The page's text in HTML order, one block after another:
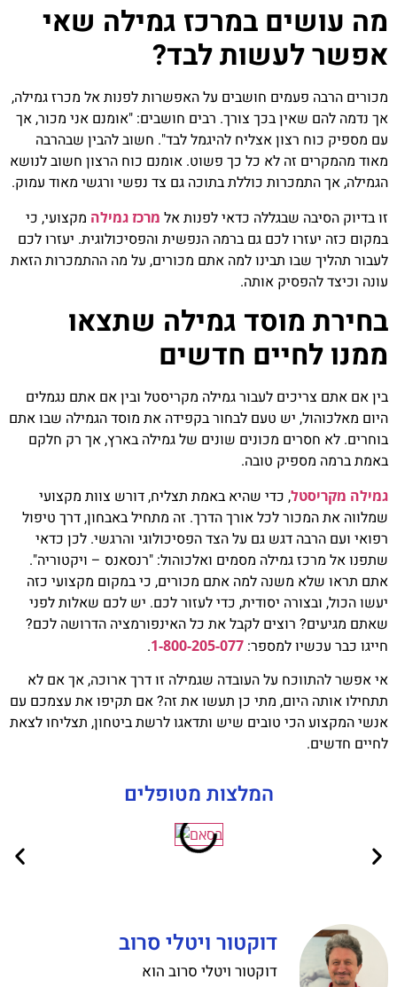
עושים במרכז גמילה שאי
לעשות לבד?
הרבה פעמים חושבים על האפשרות לפנות אל מכרז גמילה,
להם שאין בכך צורך. רבים חושבים: "אומנם אני מכור, אך
כוח רצון אצליח להיגמל לבד". חשוב להבין שבהרבה
מהמקרים זה לא כל כך פשוט. אומנם כוח הרצון חשוב לנושא
אך התמכרות כוללת בתוכה גם צד נפשי ורגשי מאוד עמוק.
הסיבה שבגללה כדאי לפנות אלמרכז גמילהמקצועי, כי
כזה יעזרו לכם גם ברמה הנפשית והפסיכולוגית. יעזרו לכם
תהליך שבו תבינו למה אתם מכורים, על מה ההתמכרות הזאת
וכיצד להפסיק אותה.
מוסד גמילה שתצאו
לחיים חדשים
אם אתם צריכים לעבור גמילה מקריסטל ובין אם אתם נגמלים
מאלכוהול, יש טעם לבחור בקפידה את מוסד הגמילה שבו אתם
לא חסרים מכונים שונים של גמילה בארץ, אך רק חלקם
ברמה מספיק טובה.
מקריסטל, כדי שהיא באמת תצליח, דורש צוות מקצועי
את המכור לכל אורך הדרך. זה מתחיל באבחון, דרך טיפול
ועם הרבה דגש גם על הצד הפסיכולוגי והרגשי. לכן כדאי
אל מרכז גמילה מסמים ואלכוהול: "רנסאנס – ויקטוריה".
תראו שלא משנה למה אתם מכורים, כי במקום מקצועי כזה
הכול, ובצורה יסודית, כדי לעזור לכם. יש לכם שאלות לפני
מגיעים? רוצים לקבל את כל האינפורמציה הדרושה לכם?
כבר עכשיו למספר:1-800-205-077
.
להתווכח על העובדה שגמילה זו דרך ארוכה, אך אם לא
אותה היום, מתי כן תעשו את זה? אם תקיפו את עצמכם עם
המקצוע הכי טובים שיש ותדאגו לרשת ביטחון, תצליחו לצאת
חדשים.
המלצות מטופלים
דוקטור ויטלי סרוב
דוקטור ויטלי סרוב הוא